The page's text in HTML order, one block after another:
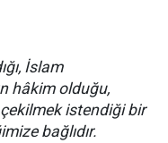
İslam
hâkim olduğu,
istendiği bir
bağlıdır.